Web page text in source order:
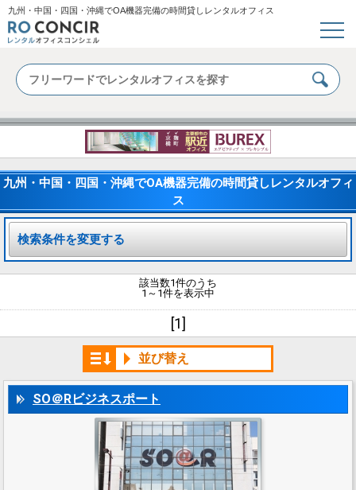
九州・中国・四国・沖縄でOA機器完備の時間貸しレンタルオフィス
九州・中国・四国・沖縄でOA機器完備の時間貸しレンタルオフィ
ス
検索条件を変更する
該当数1件のうち
1～1件を表示中
[1]
並び替え
SO＠Rビジネスポート